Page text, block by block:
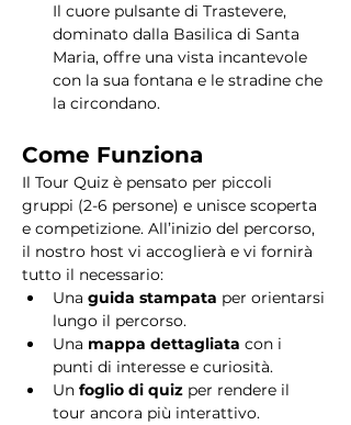
Il cuore pulsante di Trastevere,
dominato dalla Basilica di Santa
Maria, offre una vista incantevole
con la sua fontana e le stradine che
la circondano.
Come Funziona
Il Tour Quiz è pensato per piccoli
gruppi (2-6 persone) e unisce scoperta
e competizione. All’inizio del percorso,
il nostro host vi accoglierà e vi fornirà
tutto il necessario:
Una guida stampata per orientarsi
lungo il percorso.
Una mappa dettagliata con i
punti di interesse e curiosità.
Un foglio di quiz per rendere il
tour ancora più interattivo.